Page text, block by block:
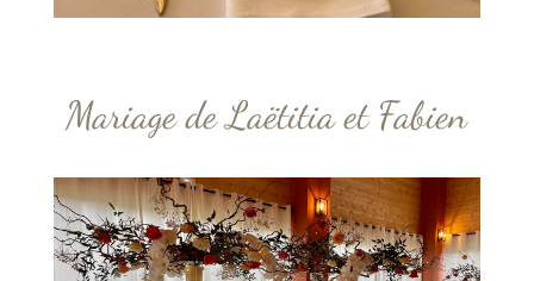
Mariage de Laëtitia et Fabien